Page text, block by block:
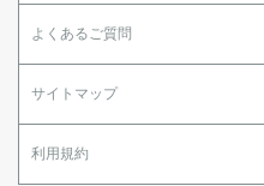
よくあるご質問
サイトマップ
利用規約